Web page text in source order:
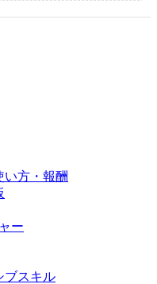
い方・報酬
ー
ブスキル